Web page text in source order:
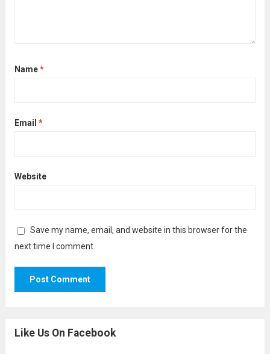
Name*
Email *
Website
Save my name, email, and website in this browser for the
next time I comment.
Like Us On Facebook